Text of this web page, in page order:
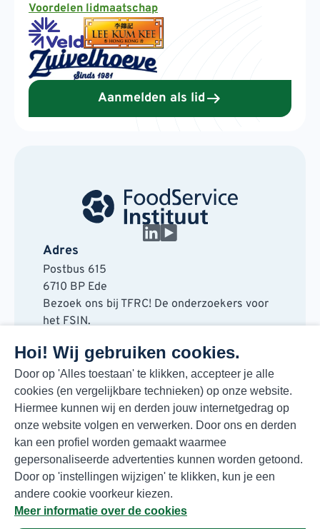
Hoi! Wij gebruiken cookies.
Door op 'Alles toestaan' te klikken, accepteer je alle
cookies (en vergelijkbare technieken) op onze website.
Hiermee kunnen wij en derden jouw internetgedrag op
onze website volgen en verwerken. Door ons en derden
kan een profiel worden gemaakt waarmee
gepersonaliseerde advertenties kunnen worden getoond.
Door op 'instellingen wijzigen' te klikken, kun je een
andere cookie voorkeur kiezen.
Meer informatie over de cookies
Voordelen lidmaatschap
Aanmelden als lid
Adres
Postbus 615
6710 BP Ede
Bezoek ons bij TFRC! De onderzoekers voor
het FSIN.
6717 LT Ede
Contact
088 730 48 00
info@fsin.nl
Nieuwsbrief
Elke maand de beste insights en outlooks
voor de foodmarkt!
Inschrijven